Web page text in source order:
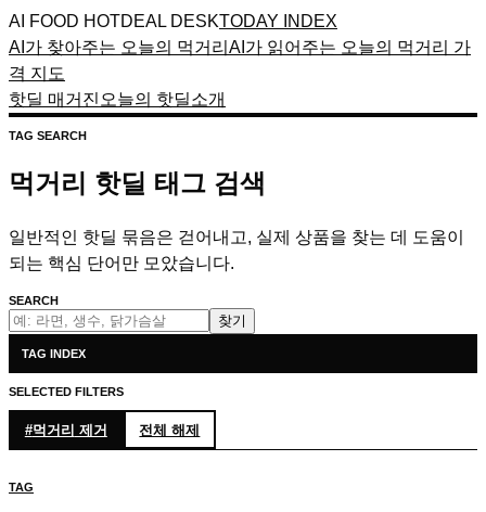
AI FOOD HOTDEAL DESKTODAY INDEX
AI가 찾아주는 오늘의 먹거리 AI가 읽어주는 오늘의 먹거리 가
격 지도
핫딜 매거진 오늘의 핫딜소개
TAG SEARCH
먹거리 핫딜 태그 검색
일반적인 핫딜 묶음은 걷어내고, 실제 상품을 찾는 데 도움이
되는 핵심 단어만 모았습니다.
SEARCH
찾기
TAG INDEX
SELECTED FILTERS
#먹거리 제거 전체 해제
TAG